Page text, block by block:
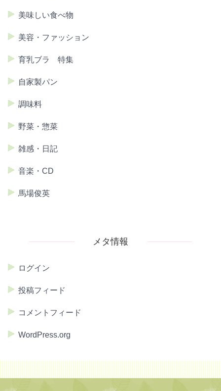
美味しい食べ物
美容・ファッション
育乳ブラ 特集
自家製パン
調味料
野菜・惣菜
雑感・日記
音楽・CD
馬場俊英
メタ情報
ログイン
投稿フィード
コメントフィード
WordPress.org